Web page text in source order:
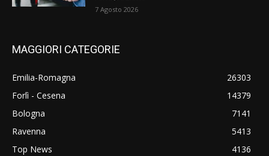
7 Agosto 2026
MAGGIORI CATEGORIE
Emilia-Romagna
26303
Forlì - Cesena
14379
Bologna
7141
Ravenna
5413
Top News
4136